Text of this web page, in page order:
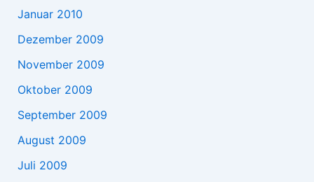
Januar 2010
Dezember 2009
November 2009
Oktober 2009
September 2009
August 2009
Juli 2009